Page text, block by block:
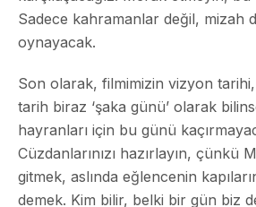
Sadece kahramanlar değil, mizah
oynayacak.
Son olarak, filmimizin vizyon tarihi,
tarih biraz ‘şaka günü’ olarak
hayranları için bu günü
Cüzdanlarınızı hazırlayın, çünkü
gitmek, aslında eğlencenin
demek. Kim bilir, belki bir gün biz